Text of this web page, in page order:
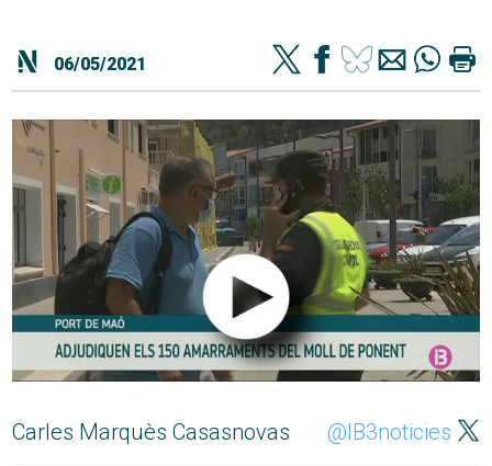
06/05/2021
Carles Marquès Casasnovas @IB3noticies